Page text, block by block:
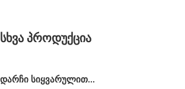
e
t
სხვა პროდუქცია
დარჩი სიყვარულით...